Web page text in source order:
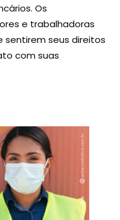
Os
e trabalhadoras
sentirem seus direitos
com suas